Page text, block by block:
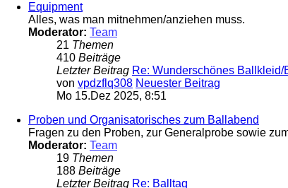
Equipment
Alles, was man mitnehmen/anziehen muss.
Moderator: Team
21 Themen
410 Beiträge
Letzter Beitrag Re: Wunderschönes
von vpdzflq308 Neuester Beitrag
Mo 15.Dez 2025, 8:51
Proben und Organisatorisches zum Ballabend
Fragen zu den Proben, zur Generalprobe sowie
Moderator: Team
19 Themen
188 Beiträge
Letzter Beitrag Re: Balltag